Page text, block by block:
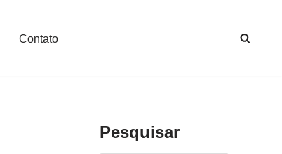
Contato
Pesquisar